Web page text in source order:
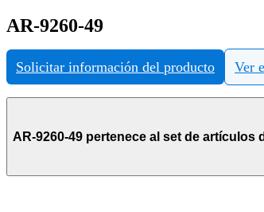
AR-9260-49
Solicitar información del producto Ver
AR-9260-49 pertenece al set de artículos